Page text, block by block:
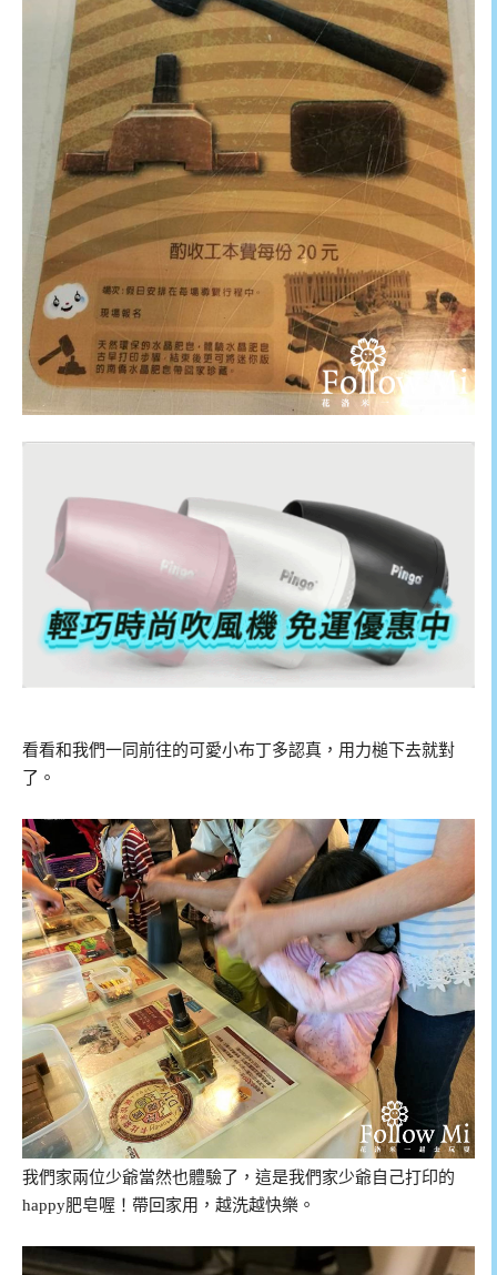
看看和我們一同前往的可愛小布丁多認真，用力槌下去就對
了。
我們家兩位少爺當然也體驗了，這是我們家少爺自己打印的
happy肥皂喔！帶回家用，越洗越快樂。